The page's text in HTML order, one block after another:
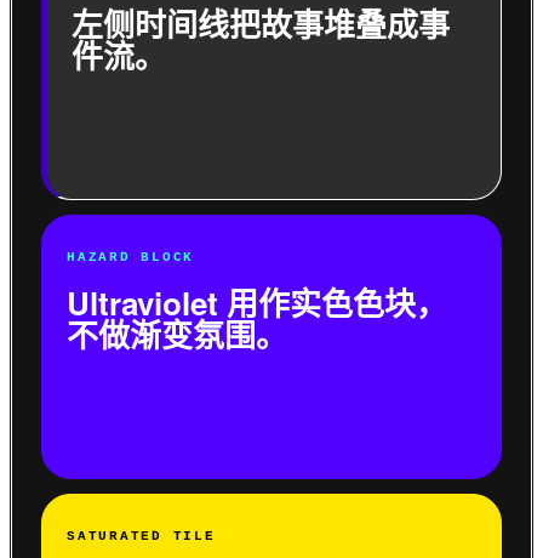
左侧时间线把故事堆叠成事
件流。
HAZARD BLOCK
Ultraviolet 用作实色色块，
不做渐变氛围。
SATURATED TILE